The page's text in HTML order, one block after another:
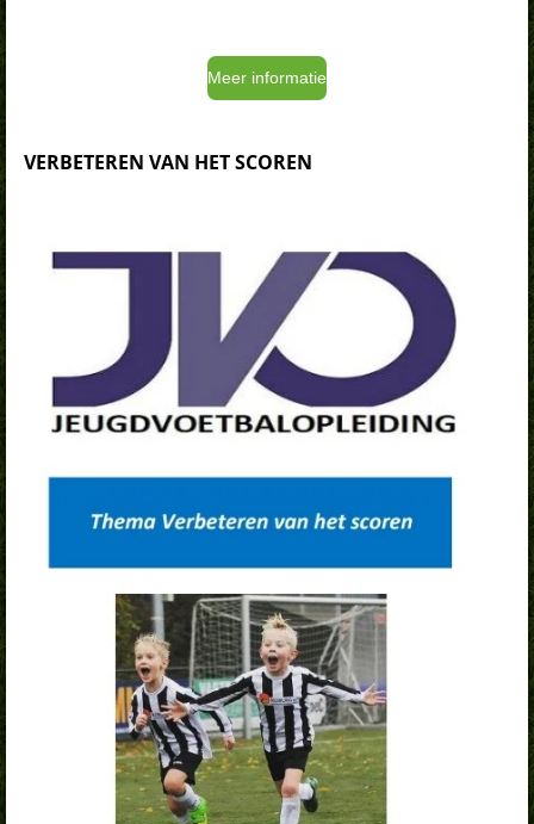
Meer informatie
VERBETEREN VAN HET SCOREN